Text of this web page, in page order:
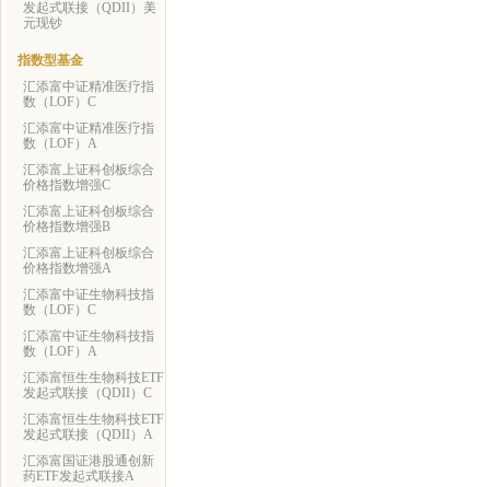
发起式联接（QDII）美
元现钞
指数型基金
汇添富中证精准医疗指
数（LOF）C
汇添富中证精准医疗指
数（LOF）A
汇添富上证科创板综合
价格指数增强C
汇添富上证科创板综合
价格指数增强B
汇添富上证科创板综合
价格指数增强A
汇添富中证生物科技指
数（LOF）C
汇添富中证生物科技指
数（LOF）A
汇添富恒生生物科技ETF
发起式联接（QDII）C
汇添富恒生生物科技ETF
发起式联接（QDII）A
汇添富国证港股通创新
药ETF发起式联接A